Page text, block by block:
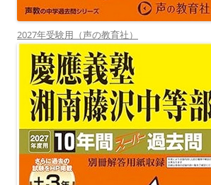
2027年受験用（声の教育社）